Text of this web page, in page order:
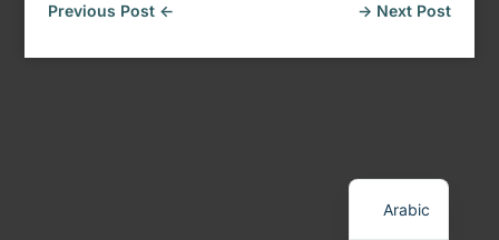
←
Previous Post Next Post
→
Arabic